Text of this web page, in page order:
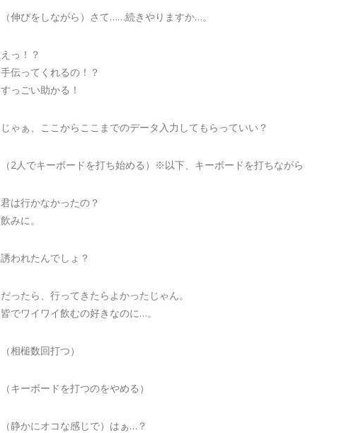
（伸びをしながら）さて……続きやりますか…。
えっ！？
手伝ってくれるの！？
すっごい助かる！
じゃぁ、ここからここまでのデータ入力してもらっていい？
（2人でキーボードを打ち始める）※以下、キーボードを打ちながら
君は行かなかったの？
飲みに。
誘われたんでしょ？
だったら、行ってきたらよかったじゃん。
皆でワイワイ飲むの好きなのに…。
（相槌数回打つ）
（キーボードを打つのをやめる）
（静かにオコな感じで）はぁ…？